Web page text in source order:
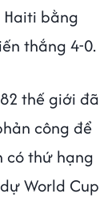
bằng
thắng 4-0.
thế giới đã
công để
có thứ hạng
World Cup